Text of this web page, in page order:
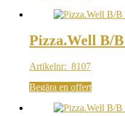
Pizza.Well B/
Artikelnr: 8107
Begära en offert